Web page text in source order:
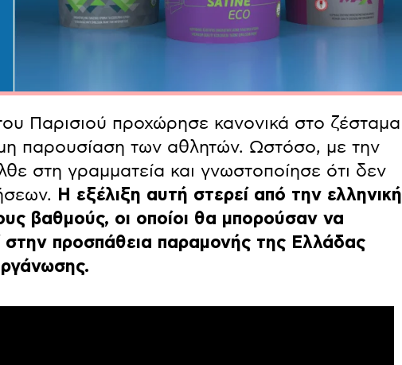
Παρισιού προχώρησε κανονικά στο ζέσταμα
παρουσίαση των αθλητών. Ωστόσο, με την
στη γραμματεία και γνωστοποίησε ότι δεν
Η εξέλιξη αυτή στερεί από την ελληνική
βαθμούς, οι οποίοι θα μπορούσαν να
στην προσπάθεια παραμονής της Ελλάδας